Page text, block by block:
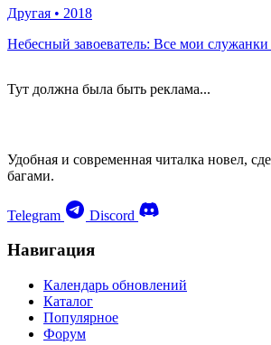
Другая • 2018
Небесный завоеватель: Все мои
Тут должна была быть реклама...
Удобная и современная читалка новел,
багами.
Telegram Discord
Навигация
Календарь обновлений
Каталог
Популярное
Форум